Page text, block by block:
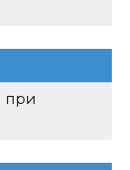
при